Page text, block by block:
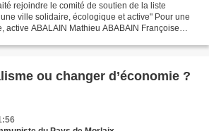
rejoindre le comité de soutien de la liste
ville solidaire, écologique et active" Pour une
active ABALAIN Mathieu ABABAIN Françoise
ou changer d’économie ?